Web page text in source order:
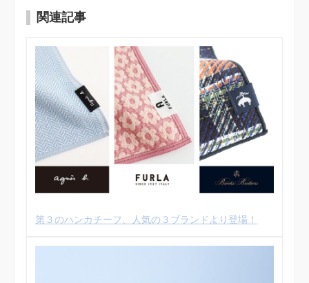
関連記事
第３のハンカチーフ、人気の３ブランドより登場！